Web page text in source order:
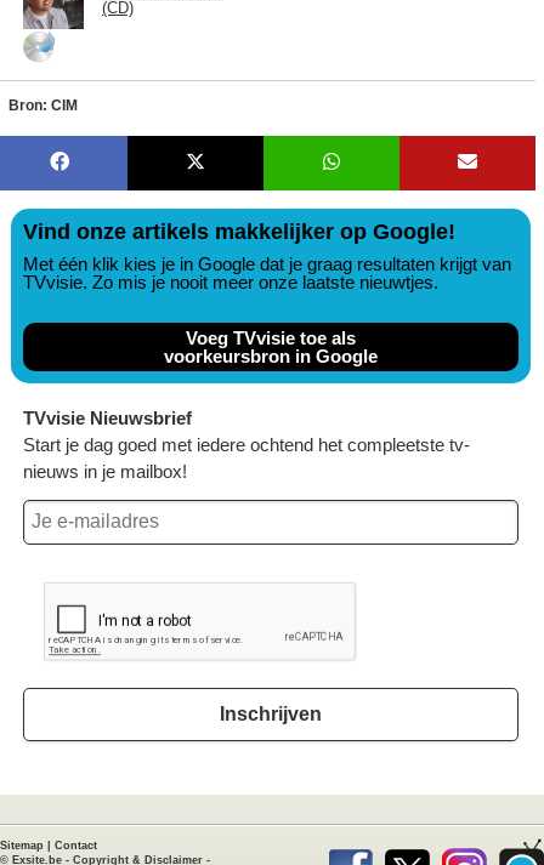
(CD)
Bron: CIM
Vind onze artikels makkelijker op Google!
Met één klik kies je in Google dat je graag resultaten krijgt van
TVvisie. Zo mis je nooit meer onze laatste nieuwtjes.
Voeg TVvisie toe als
voorkeursbron in Google
TVvisie Nieuwsbrief
Start je dag goed met iedere ochtend het compleetste tv-
nieuws in je mailbox!
Inschrijven
Sitemap
Contact
© Exsite.be - Copyright & Disclaimer -